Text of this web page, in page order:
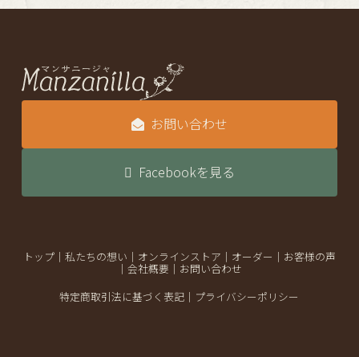
お問い合わせ
Facebookを見る
トップ｜ 私たちの想い オンラインストア オーダー
お客様の声
会社概要 お問い合わせ
特定商取引法に基づく表記 プライバシーポリシー